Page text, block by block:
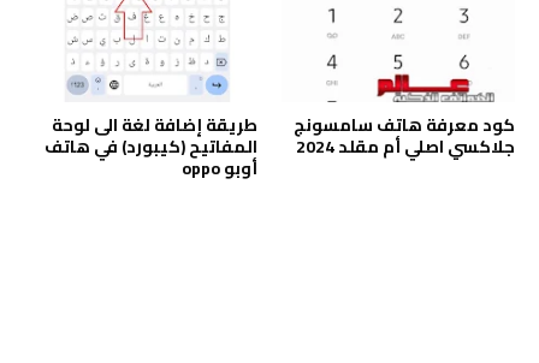
كود معرفة هاتف سامسونج
جلاكسي اصلي أم مقلد 2024
طريقة إضافة لغة الى لوحة
المفاتيح (كيبورد) في هاتف
أوبو oppo